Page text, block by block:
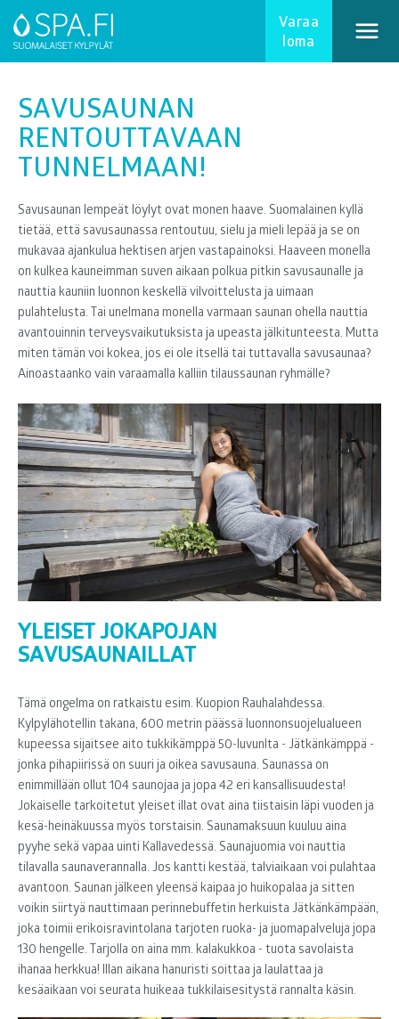
Varaa
loma
SAVUSAUNAN
RENTOUTTAVAAN
TUNNELMAAN!
Savusaunan lempeät löylyt ovat monen haave. Suomalainen kyllä
tietää, että savusaunassa rentoutuu, sielu ja mieli lepää ja se on
mukavaa ajankulua hektisen arjen vastapainoksi. Haaveen monella
on kulkea kauneimman suven aikaan polkua pitkin savusaunalle ja
nauttia kauniin luonnon keskellä vilvoittelusta ja uimaan
pulahtelusta. Tai unelmana monella varmaan saunan ohella nauttia
avantouinnin terveysvaikutuksista ja upeasta jälkitunteesta. Mutta
miten tämän voi kokea, jos ei ole itsellä tai tuttavalla savusaunaa?
Ainoastaanko vain varaamalla kalliin tilaussaunan ryhmälle?
YLEISET JOKAPOJAN
SAVUSAUNAILLAT
Tämä ongelma on ratkaistu esim. Kuopion Rauhalahdessa.
Kylpylähotellin takana, 600 metrin päässä luonnonsuojelualueen
kupeessa sijaitsee aito tukkikämppä 50-luvunlta - Jätkänkämppä -
jonka pihapiirissä on suuri ja oikea savusauna. Saunassa on
enimmillään ollut 104 saunojaa ja jopa 42 eri kansallisuudesta!
Jokaiselle tarkoitetut yleiset illat ovat aina tiistaisin läpi vuoden ja
kesä-heinäkuussa myös torstaisin. Saunamaksuun kuuluu aina
pyyhe sekä vapaa uinti Kallavedessä. Saunajuomia voi nauttia
tilavalla saunaverannalla. Jos kantti kestää, talviaikaan voi pulahtaa
avantoon. Saunan jälkeen yleensä kaipaa jo huikopalaa ja sitten
voikin siirtyä nauttimaan perinnebuffetin herkuista Jätkänkämpään,
joka toimii erikoisravintolana tarjoten ruoka- ja juomapalveluja jopa
130 hengelle. Tarjolla on aina mm. kalakukkoa - tuota savolaista
ihanaa herkkua! Illan aikana hanuristi soittaa ja laulattaa ja
kesäaikaan voi seurata huikeaa tukkilaisesitystä rannalta käsin.